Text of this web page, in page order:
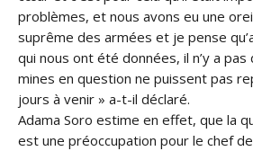
problèmes, et nous avons eu une
suprême des armées et je pense
qui nous ont été données, il n’y a
mines en question ne puissent pas
jours à venir » a-t-il déclaré.
Adama Soro estime en effet, que la
est une préoccupation pour le chef